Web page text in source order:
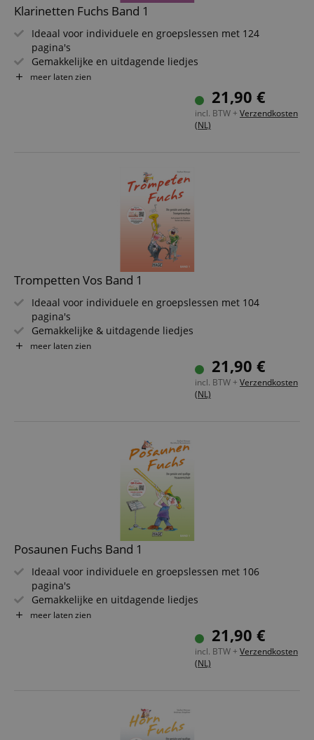
Klarinetten Fuchs Band 1
Ideaal voor individuele en groepslessen met 124
pagina's
Gemakkelijke en uitdagende liedjes
2 technische oefenschema's
Tontrefoefeningen & vingerzettingstabel
Auteurs: Stefan Dünser & Martin Schelling
Inclusief QR-codes voor veel playbacks
meer laten zien
21,90 €
incl. BTW + Verzendkosten
(NL)
Trompetten Vos Band 1
Ideaal voor individuele en groepslessen met 104
pagina's
Gemakkelijke & uitdagende liedjes
2 technische oefenschema's
Tontreffoefeningen, grepenkaart & ritme-toonladders
Inclusief QR-codes voor 140 luistervoorbeelden &
meer laten zien
21,90 €
incl. BTW + Verzendkosten
(NL)
Posaunen Fuchs Band 1
Ideaal voor individuele en groepslessen met 106
pagina's
Gemakkelijke en uitdagende liedjes
2 technische oefenschema's
Toonherkenningsoefeningen, grepenkaart & ritme-
Inclusief oefeningen en playbacks via QR-code
meer laten zien
21,90 €
incl. BTW + Verzendkosten
(NL)